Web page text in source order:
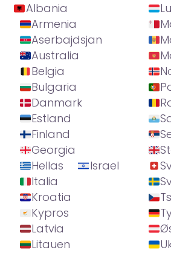
Albania
Armenia
Aserbajdsjan
Australia
Belgia
Bulgaria
Danmark
Estland
Finland
Georgia
Hellas
Israel
Italia
Kroatia
Kypros
Latvia
Litauen